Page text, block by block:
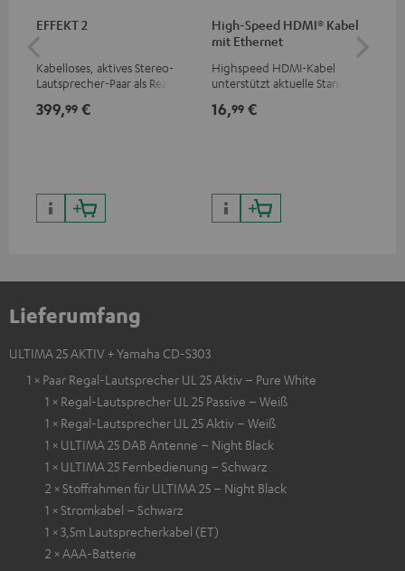
EFFEKT 2
Kabelloses, aktives Stereo-
Lautsprecher-Paar als Rear-
geeignete Teufel Systeme
399,99 €
High-Speed HDMI® Kabel
mit Ethernet
Highspeed HDMI-Kabel
unterstützt aktuelle Standards
16,99 €
Lieferumfang
ULTIMA 25 AKTIV + Yamaha CD-S303
1 × Paar Regal-Lautsprecher UL 25 Aktiv – Pure White
1 × Regal-Lautsprecher UL 25 Passive – Weiß
1 × Regal-Lautsprecher UL 25 Aktiv – Weiß
1 × ULTIMA 25 DAB Antenne – Night Black
1 × ULTIMA 25 Fernbedienung – Schwarz
2 × Stoffrahmen für ULTIMA 25 – Night Black
1 × Stromkabel – Schwarz
1 × 3,5m Lautsprecherkabel (ET)
2 × AAA-Batterie